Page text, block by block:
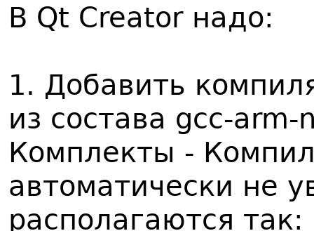
В Qt Creator надо:
1. Добавить
из состава gcc-
Комплекты -
автоматически не
располагаются так: